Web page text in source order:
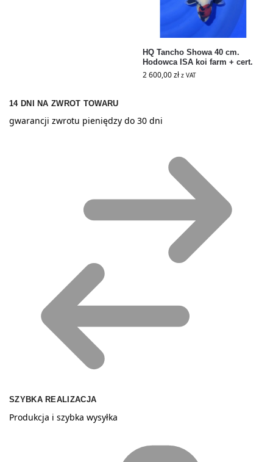
HQ Tancho Showa 40 cm.
Hodowca ISA koi farm + cert.
2 600,00zł z VAT
14 DNI NA ZWROT TOWARU
gwarancji zwrotu pieniędzy do 30 dni
SZYBKA REALIZACJA
Produkcja i szybka wysyłka